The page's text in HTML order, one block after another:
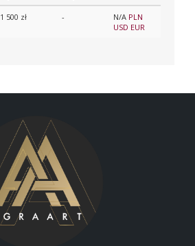
1 500 zł - N/A PLN
USD EUR